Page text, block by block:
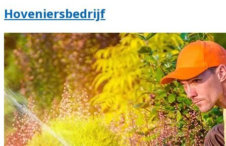
Hoveniersbedrijf